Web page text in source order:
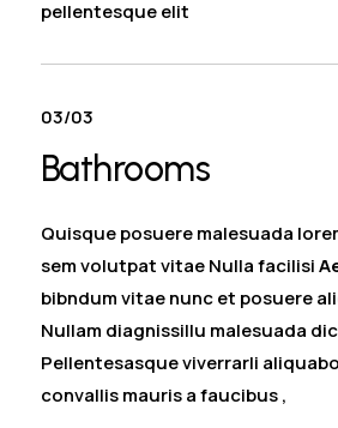
pellentesque elit
03/03
Bathrooms
Quisque posuere malesuada
sem volutpat vitae Nulla facilisi
bibndum vitae nunc et posuere
Nullam diagnissillu malesuada
Pellentesasque viverrarli
convallis mauris a faucibus ,